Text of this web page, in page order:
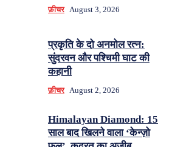
फ़ीचर August 3, 2026
प्रकृति के दो अनमोल रत्न:
सुंदरवन और पश्चिमी घाट की
कहानी
फ़ीचर August 2, 2026
Himalayan Diamond: 15
साल बाद खिलने वाला ‘केन्ज़ो